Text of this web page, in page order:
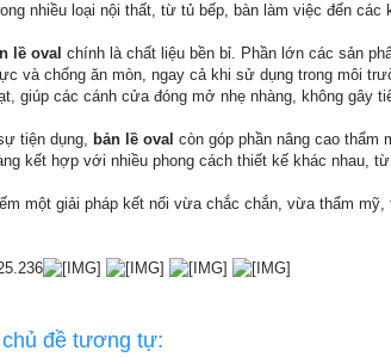
nhiều loại nội thất, từ tủ bếp, bàn làm việc đến các
lề oval chính là chất liệu bền bỉ. Phần lớn các sản
và chống ăn mòn, ngay cả khi sử dụng trong môi
giúp các cánh cửa đóng mở nhẹ nhàng, không gây
tiện dụng, bản lề oval còn góp phần nâng cao thẩm
kết hợp với nhiều phong cách thiết kế khác nhau,
một giải pháp kết nối vừa chắc chắn, vừa thẩm mỹ,
đề tương tự: